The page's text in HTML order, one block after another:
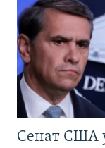
Сенат США